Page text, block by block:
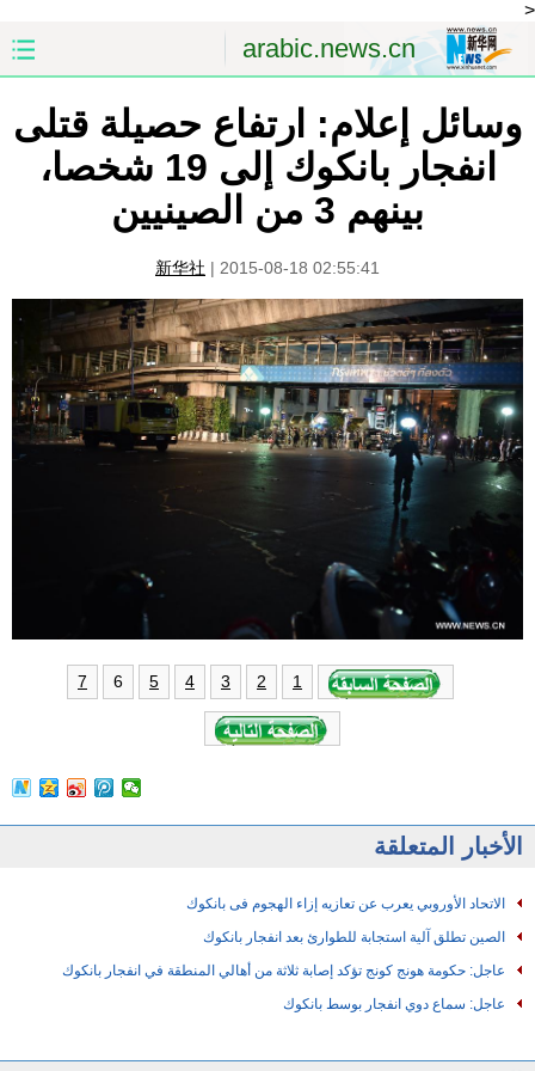
<
arabic.news.cn
الصين الصفحة الأولى
الشرق الأوسط العالم
الاقتصاد الصين والعالم العربي
العلوم والصحة الثقافة والتعليم
الرياضة السياحة والبيئة
مؤتمر صحفى للخارجية الصور
وسائل إعلام: ارتفاع حصيلة قتلى
انفجار بانكوك إلى 19 شخصا،
بينهم 3 من الصينيين
新华社 | 2015-08-18 02:55:41
1
2
3
4
5
6
7
الأخبار المتعلقة
الاتحاد الأوروبي يعرب عن تعازيه إزاء الهجوم فى بانكوك
الصين تطلق آلية استجابة للطوارئ بعد انفجار بانكوك
عاجل: حكومة هونج كونج تؤكد إصابة ثلاثة من أهالي المنطقة في انفجار بانكوك
عاجل: سماع دوي انفجار بوسط بانكوك